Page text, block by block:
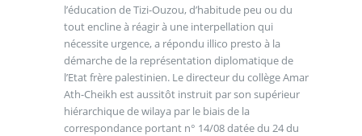
l’éducation de Tizi-Ouzou, d’habitude peu ou du
tout encline à réagir à une interpellation qui
nécessite urgence, a répondu illico presto à la
démarche de la représentation diplomatique de
l’Etat frère palestinien. Le directeur du collège Amar
Ath-Cheikh est aussitôt instruit par son supérieur
hiérarchique de wilaya par le biais de la
correspondance portant n° 14/08 datée du 24 du